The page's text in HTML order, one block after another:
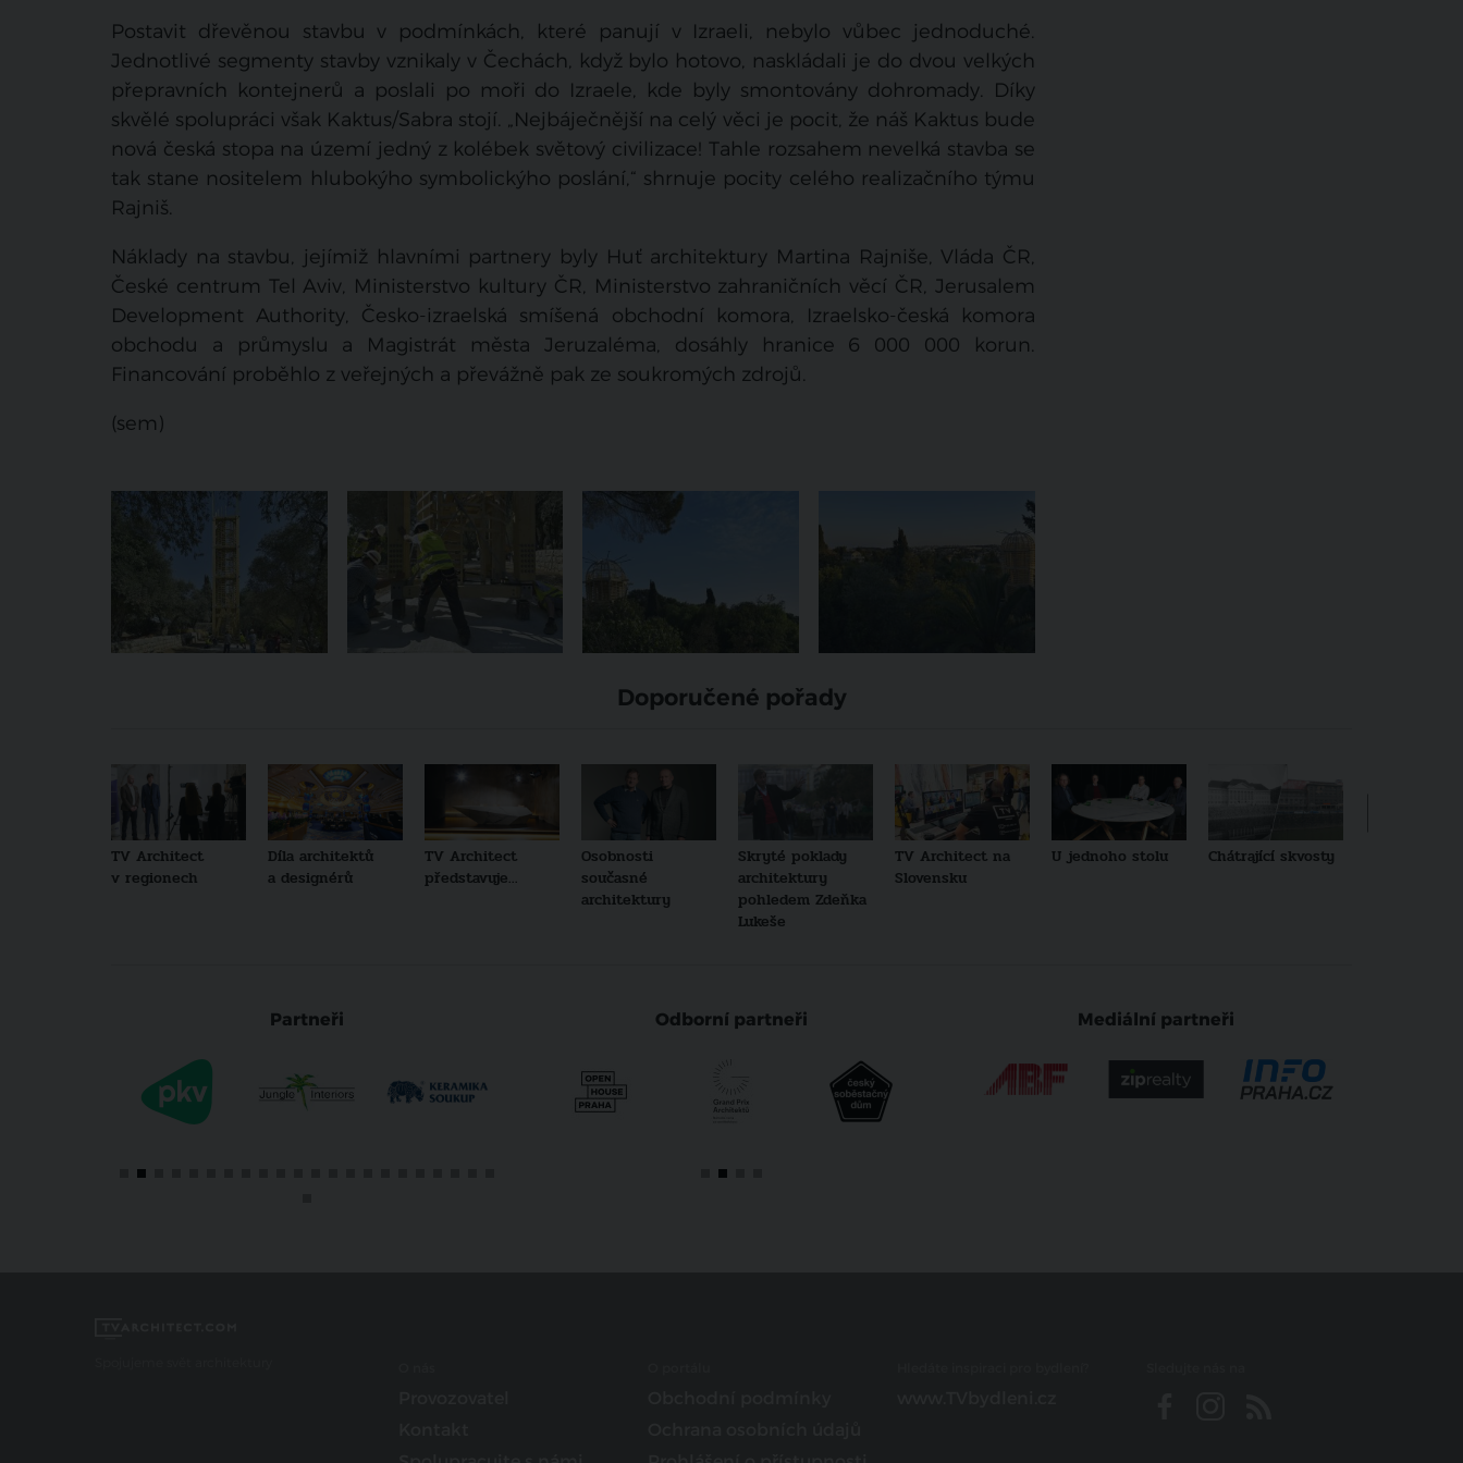
Postavit dřevěnou stavbu v podmínkách, které panují v Izraeli, nebylo vůbec jednoduché.
Jednotlivé segmenty stavby vznikaly v Čechách, když bylo hotovo, naskládali je do dvou velkých
přepravních kontejnerů a poslali po moři do Izraele, kde byly smontovány dohromady. Díky
skvělé spolupráci však Kaktus/Sabra stojí. „Nejbáječnější na celý věci je pocit, že náš Kaktus bude
nová česká stopa na území jedný z kolébek světový civilizace! Tahle rozsahem nevelká stavba se
tak stane nositelem hlubokýho symbolickýho poslání,“ shrnuje pocity celého realizačního týmu
Rajniš.
Náklady na stavbu, jejímiž hlavními partnery byly Huť architektury Martina Rajniše, Vláda ČR,
České centrum Tel Aviv, Ministerstvo kultury ČR, Ministerstvo zahraničních věcí ČR, Jerusalem
Development Authority, Česko-izraelská smíšená obchodní komora, Izraelsko-česká komora
obchodu a průmyslu a Magistrát města Jeruzaléma, dosáhly hranice 6 000 000 korun.
Financování proběhlo z veřejných a převážně pak ze soukromých zdrojů.
(sem)
Doporučené pořady
TV Architect
v regionech
Díla architektů
a designérů
TV Architect
představuje...
Osobnosti
současné
architektury
Skryté poklady
architektury
pohledem Zdeňka
Lukeše
TV Architect na
Slovensku
U jednoho stolu Chátrající skvosty
Partneři Odborní partneři Mediální partneři